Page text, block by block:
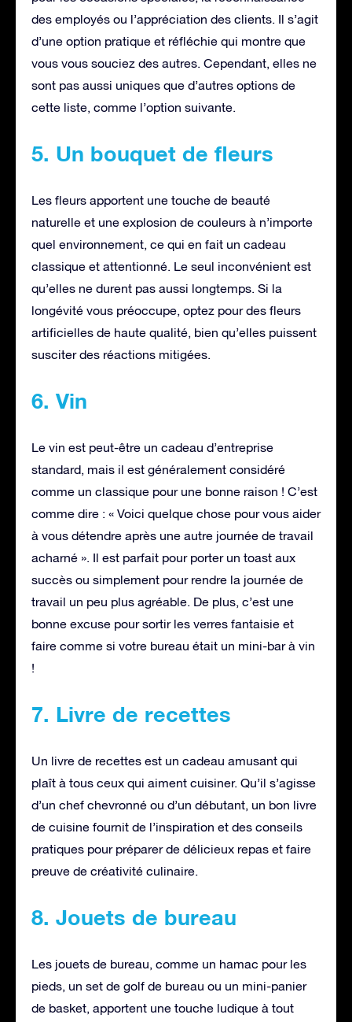
des employés ou l’appréciation des clients. Il s’agit
d’une option pratique et réfléchie qui montre que
vous vous souciez des autres. Cependant, elles ne
sont pas aussi uniques que d’autres options de
cette liste, comme l’option suivante.
5. Un bouquet de fleurs
Les fleurs apportent une touche de beauté
naturelle et une explosion de couleurs à n’importe
quel environnement, ce qui en fait un cadeau
classique et attentionné. Le seul inconvénient est
qu’elles ne durent pas aussi longtemps. Si la
longévité vous préoccupe, optez pour des fleurs
artificielles de haute qualité, bien qu’elles puissent
susciter des réactions mitigées.
6. Vin
Le vin est peut-être un cadeau d’entreprise
standard, mais il est généralement considéré
comme un classique pour une bonne raison ! C’est
comme dire : « Voici quelque chose pour vous aider
à vous détendre après une autre journée de travail
acharné ». Il est parfait pour porter un toast aux
succès ou simplement pour rendre la journée de
travail un peu plus agréable. De plus, c’est une
bonne excuse pour sortir les verres fantaisie et
faire comme si votre bureau était un mini-bar à vin
!
7. Livre de recettes
Un livre de recettes est un cadeau amusant qui
plaît à tous ceux qui aiment cuisiner. Qu’il s’agisse
d’un chef chevronné ou d’un débutant, un bon livre
de cuisine fournit de l’inspiration et des conseils
pratiques pour préparer de délicieux repas et faire
preuve de créativité culinaire.
8. Jouets de bureau
Les jouets de bureau, comme un hamac pour les
pieds, un set de golf de bureau ou un mini-panier
de basket, apportent une touche ludique à tout